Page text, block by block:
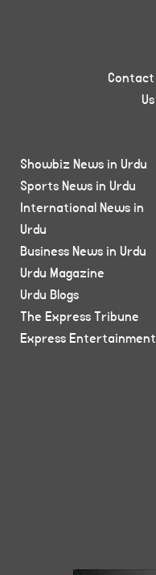
Contact
Us
Showbiz News in Urdu
Sports News in Urdu
International News in
Urdu
Business News in Urdu
Urdu Magazine
Urdu Blogs
The Express Tribune
Express Entertainment